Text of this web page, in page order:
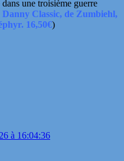
une troisième guerre
Classic, de Zumbiehl,
16,50€)
à 16:04:36